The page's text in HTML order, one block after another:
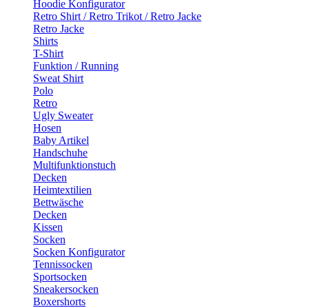
Hoodie Konfigurator
Retro Shirt / Retro Trikot / Retro Jacke
Retro Jacke
Shirts
T-Shirt
Funktion / Running
Sweat Shirt
Polo
Retro
Ugly Sweater
Hosen
Baby Artikel
Handschuhe
Multifunktionstuch
Decken
Heimtextilien
Bettwäsche
Decken
Kissen
Socken
Socken Konfigurator
Tennissocken
Sportsocken
Sneakersocken
Boxershorts